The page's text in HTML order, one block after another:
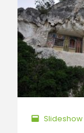
Slideshow